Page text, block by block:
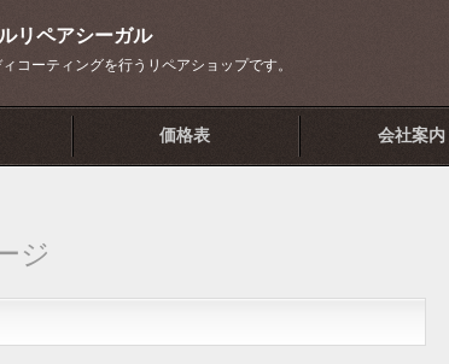
リペアシーガル
コーティングを行うリペアショップです。
価格表 会社案内
ジ